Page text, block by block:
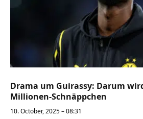
Drama um Guirassy: Darum
Millionen-Schnäppchen
10. October, 2025 – 08:31